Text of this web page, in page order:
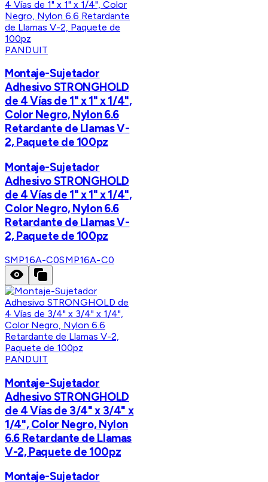
PANDUIT
Montaje-Sujetador
Adhesivo STRONGHOLD
de 4 Vías de 1" x 1" x 1/4",
Color Negro, Nylon 6.6
Retardante de Llamas V-
2, Paquete de 100pz
Montaje-Sujetador
Adhesivo STRONGHOLD
de 4 Vías de 1" x 1" x 1/4",
Color Negro, Nylon 6.6
Retardante de Llamas V-
2, Paquete de 100pz
SMP16A-C0SMP16A-C0
PANDUIT
Montaje-Sujetador
Adhesivo STRONGHOLD
de 4 Vías de 3/4" x 3/4" x
1/4", Color Negro, Nylon
6.6 Retardante de Llamas
V-2, Paquete de 100pz
Montaje-Sujetador